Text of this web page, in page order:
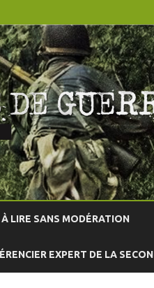
to
LIRE SANS MODÉRATION
EXPERT DE LA